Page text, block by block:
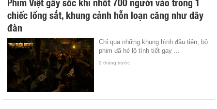
chiếc lồng sắt, khung cảnh hỗn loạn căng như dây
đàn
Chỉ qua những khung hình đầu tiên, bộ
phim đã hé lộ tình tiết gay ...
2 tháng trước